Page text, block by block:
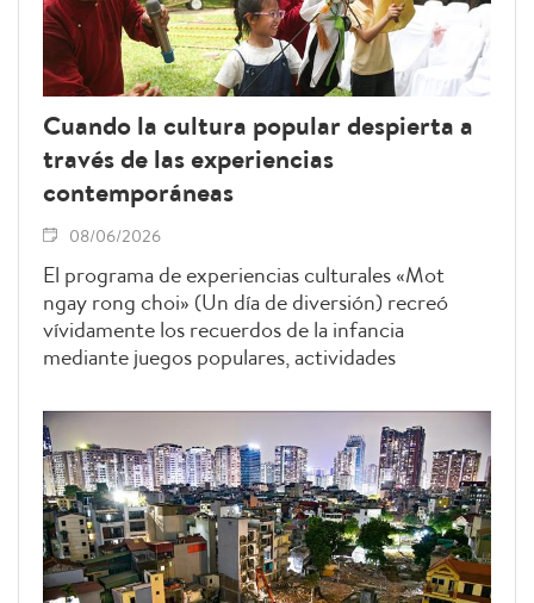
Cuando la cultura popular despierta a
través de las experiencias
contemporáneas
08/06/2026
El programa de experiencias culturales «Mot
ngay rong choi» (Un día de diversión) recreó
vívidamente los recuerdos de la infancia
mediante juegos populares, actividades
las aldeas vietnamitas. Además de ofrecer un
entorno lúdico y educativo para los niños, la
iniciativa contribuyó a difundir los valores de la
cultura nacional y a fortalecer los vínculos
familiares a través de experiencias compartidas
que combinan aprendizaje y entretenimiento.